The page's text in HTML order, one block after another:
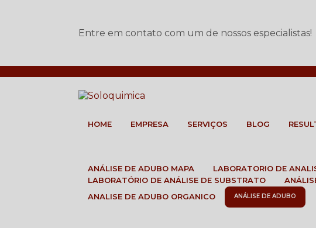
Entre em contato com um de nossos especialistas!
HOME EMPRESA SERVIÇOS BLOG
ANÁLISE DE ADUBO MAPA
LABORATORIO DE
LABORATÓRIO DE ANÁLISE DE SUBSTRATO
ANALISE DE ADUBO ORGANICO
ANÁLISE DE ADUBO